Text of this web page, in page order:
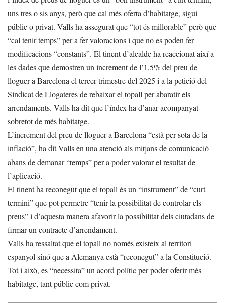
uns tres o sis anys, però que cal més oferta d’habitatge, sigui
públic o privat. Valls ha assegurat que “tot és millorable” però que
“cal tenir temps” per a fer valoracions i que no es poden fer
modificacions “constants”. El tinent d’alcalde ha reaccionat així a
les dades que demostren un increment de l’1,5% del preu de
lloguer a Barcelona el tercer trimestre del 2025 i a la petició del
Sindicat de Llogateres de rebaixar el topall per abaratir els
arrendaments. Valls ha dit que l’índex ha d’anar acompanyat
sobretot de més habitatge.
L’increment del preu de lloguer a Barcelona “està per sota de la
inflació”, ha dit Valls en una atenció als mitjans de comunicació
abans de demanar “temps” per a poder valorar el resultat de
l’aplicació.
El tinent ha reconegut que el topall és un “instrument” de “curt
termini” que pot permetre “tenir la possibilitat de controlar els
preus” i d’aquesta manera afavorir la possibilitat dels ciutadans de
firmar un contracte d’arrendament.
Valls ha ressaltat que el topall no només existeix al territori
espanyol sinó que a Alemanya està “reconegut” a la Constitució.
Tot i això, es “necessita” un acord polític per poder oferir més
habitatge, tant públic com privat.